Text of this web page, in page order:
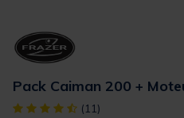
Pack Caiman 200 +
[object Object] out of 5
(11)